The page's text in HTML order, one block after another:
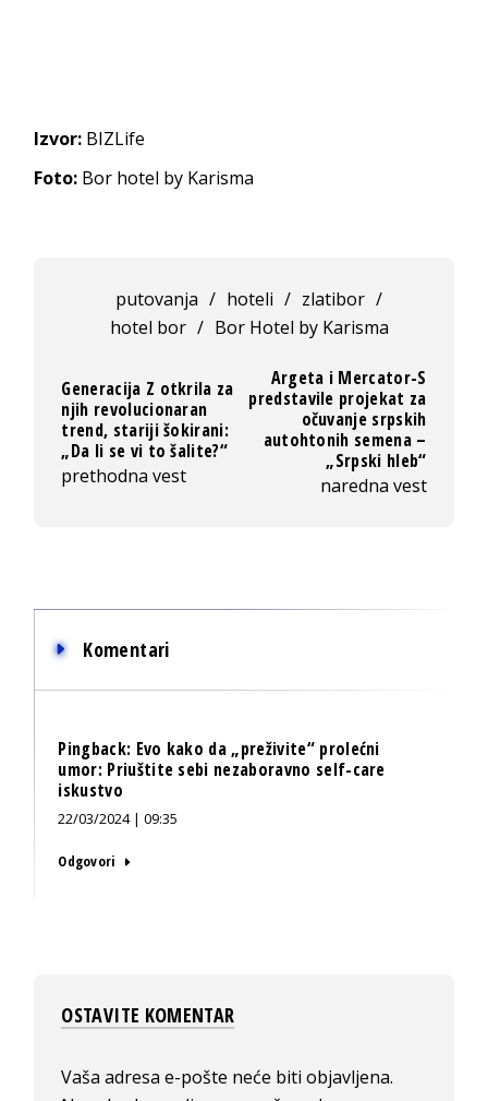
Izvor: BIZLife
Foto: Bor hotel by Karisma
putovanja / hoteli / zlatibor /
hotel bor / Bor Hotel by Karisma
Generacija Z otkrila za
njih revolucionaran
trend, stariji šokirani:
„Da li se vi to šalite?“
prethodna vest
Argeta i Mercator-S
predstavile projekat za
očuvanje srpskih
autohtonih semena –
„Srpski hleb“
naredna vest
Komentari
Pingback: Evo kako da „preživite“ prolećni
umor: Priuštite sebi nezaboravno self-care
iskustvo
22/03/2024 | 09:35
Odgovori
OSTAVITE KOMENTAR
Vaša adresa e-pošte neće biti objavljena.